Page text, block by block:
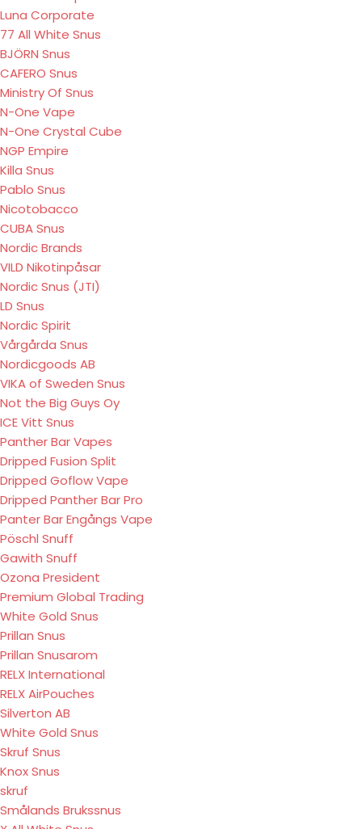
Luna Corporate
77 All White Snus
BJÖRN Snus
CAFERO Snus
Ministry Of Snus
N-One Vape
N-One Crystal Cube
NGP Empire
Killa Snus
Pablo Snus
Nicotobacco
CUBA Snus
Nordic Brands
VILD Nikotinpåsar
Nordic Snus (JTI)
LD Snus
Nordic Spirit
Vårgårda Snus
Nordicgoods AB
VIKA of Sweden Snus
Not the Big Guys Oy
ICE Vitt Snus
Panther Bar Vapes
Dripped Fusion Split
Dripped Goflow Vape
Dripped Panther Bar Pro
Panter Bar Engångs Vape
Pöschl Snuff
Gawith Snuff
Ozona President
Premium Global Trading
White Gold Snus
Prillan Snus
Prillan Snusarom
RELX International
RELX AirPouches
Silverton AB
White Gold Snus
Skruf Snus
Knox Snus
skruf
Smålands Brukssnus